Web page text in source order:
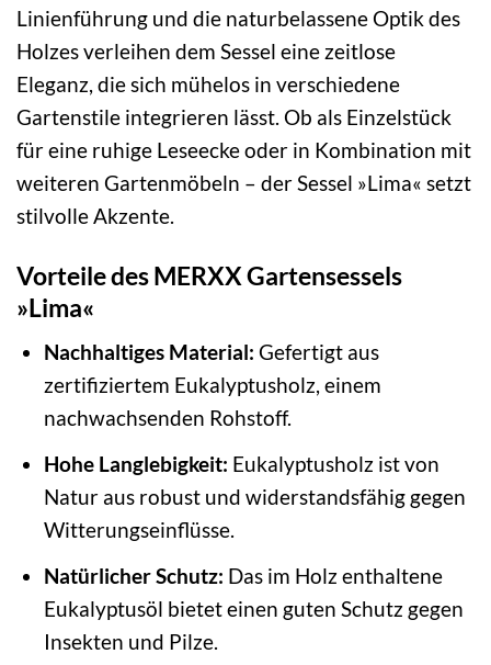
Linienführung und die naturbelassene Optik des
Holzes verleihen dem Sessel eine zeitlose
Eleganz, die sich mühelos in verschiedene
Gartenstile integrieren lässt. Ob als Einzelstück
für eine ruhige Leseecke oder in Kombination mit
weiteren Gartenmöbeln – der Sessel »Lima« setzt
stilvolle Akzente.
Vorteile des MERXX Gartensessels
»Lima«
Nachhaltiges Material: Gefertigt aus
zertifiziertem Eukalyptusholz, einem
nachwachsenden Rohstoff.
Hohe Langlebigkeit: Eukalyptusholz ist von
Natur aus robust und widerstandsfähig gegen
Witterungseinflüsse.
Natürlicher Schutz: Das im Holz enthaltene
Eukalyptusöl bietet einen guten Schutz gegen
Insekten und Pilze.